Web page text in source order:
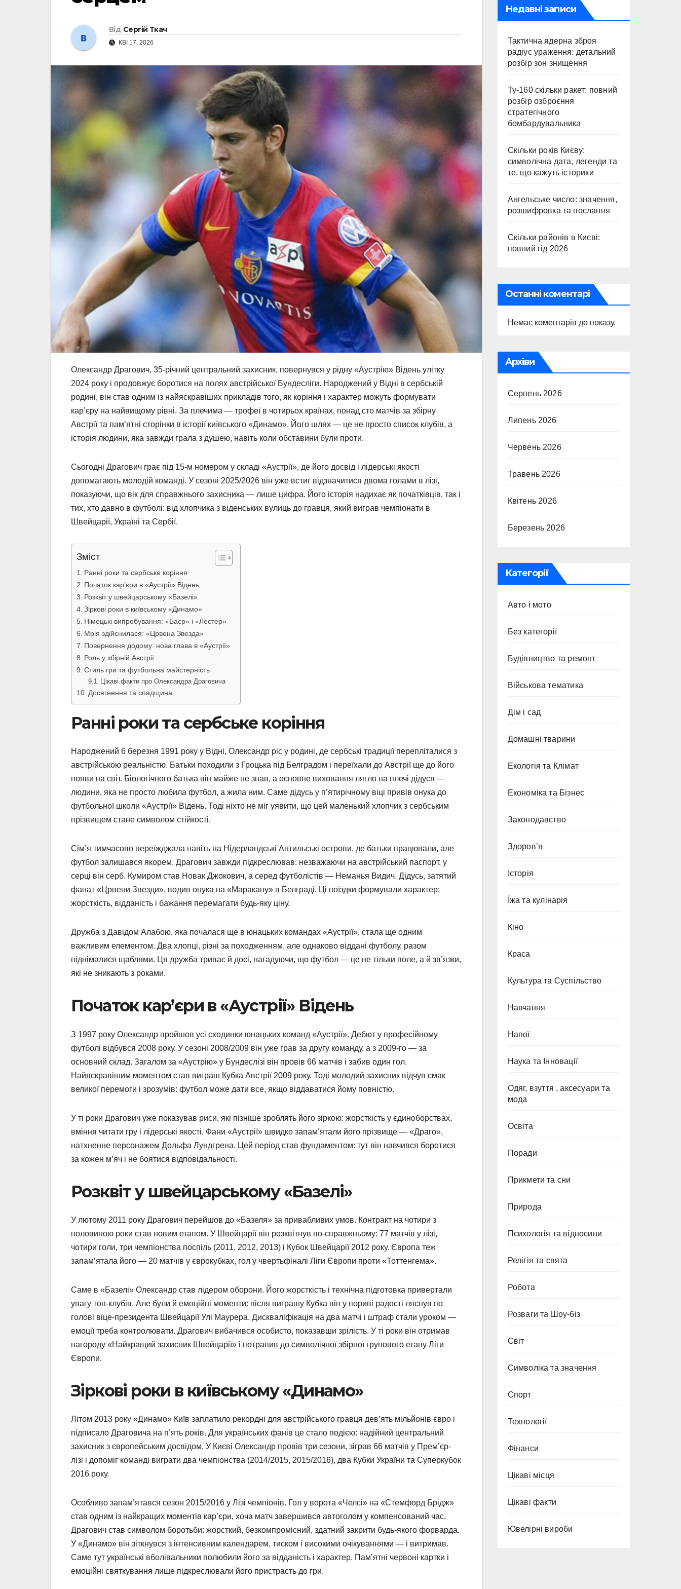
Від Сергій Ткач
КВІ 17, 2026
Олександр Драгович, 35-річний центральний захисник, повернувся у рідну «Аустрію» Відень улітку
2024 року і продовжує боротися на полях австрійської Бундесліги. Народжений у Відні в сербській
родині, він став одним із найяскравіших прикладів того, як коріння і характер можуть формувати
кар’єру на найвищому рівні. За плечима — трофеї в чотирьох країнах, понад сто матчів за збірну
Австрії та пам’ятні сторінки в історії київського «Динамо». Його шлях — це не просто список клубів, а
історія людини, яка завжди грала з душею, навіть коли обставини були проти.
Сьогодні Драгович грає під 15-м номером у складі «Аустрії», де його досвід і лідерські якості
допомагають молодій команді. У сезоні 2025/2026 він уже встиг відзначитися двома голами в лізі,
показуючи, що вік для справжнього захисника — лише цифра. Його історія надихає як початківців, так і
тих, хто давно в футболі: від хлопчика з віденських вулиць до гравця, який виграв чемпіонати в
Швейцарії, Україні та Сербії.
Зміст
Ранні роки та сербське коріння
Початок кар’єри в «Аустрії» Відень
Розквіт у швейцарському «Базелі»
Зіркові роки в київському «Динамо»
Німецькі випробування: «Баєр» і «Лестер»
Мрія здійснилася: «Црвена Звезда»
Повернення додому: нова глава в «Аустрії»
Роль у збірній Австрії
Стиль гри та футбольна майстерність
Цікаві факти про Олександра Драговича
Досягнення та спадщина
Ранні роки та сербське коріння
Народжений 6 березня 1991 року у Відні, Олександр ріс у родині, де сербські традиції перепліталися з
австрійською реальністю. Батьки походили з Гроцька під Белградом і переїхали до Австрії ще до його
появи на світ. Біологічного батька він майже не знав, а основне виховання лягло на плечі дідуся —
людини, яка не просто любила футбол, а жила ним. Саме дідусь у п’ятирічному віці привів онука до
футбольної школи «Аустрії» Відень. Тоді ніхто не міг уявити, що цей маленький хлопчик з сербським
прізвищем стане символом стійкості.
Сім’я тимчасово переїжджала навіть на Нідерландські Антильські острови, де батьки працювали, але
футбол залишався якорем. Драгович завжди підкреслював: незважаючи на австрійський паспорт, у
серці він серб. Кумиром став Новак Джокович, а серед футболістів — Неманья Видич. Дідусь, затятий
фанат «Црвени Звезди», водив онука на «Маракану» в Белграді. Ці поїздки формували характер:
жорсткість, відданість і бажання перемагати будь-яку ціну.
Дружба з Давідом Алабою, яка почалася ще в юнацьких командах «Аустрії», стала ще одним
важливим елементом. Два хлопці, різні за походженням, але однаково віддані футболу, разом
піднімалися щаблями. Ця дружба триває й досі, нагадуючи, що футбол — це не тільки поле, а й зв’язки,
які не зникають з роками.
Початок кар’єри в «Аустрії» Відень
З 1997 року Олександр пройшов усі сходинки юнацьких команд «Аустрії». Дебют у професійному
футболі відбувся 2008 року. У сезоні 2008/2009 він уже грав за другу команду, а з 2009-го — за
основний склад. Загалом за «Аустрію» у Бундеслізі він провів 66 матчів і забив один гол.
Найяскравішим моментом став виграш Кубка Австрії 2009 року. Тоді молодий захисник відчув смак
великої перемоги і зрозумів: футбол може дати все, якщо віддаватися йому повністю.
У ті роки Драгович уже показував риси, які пізніше зроблять його зіркою: жорсткість у єдиноборствах,
вміння читати гру і лідерські якості. Фани «Аустрії» швидко запам’ятали його прізвище — «Драго»,
натхненне персонажем Дольфа Лундгрена. Цей період став фундаментом: тут він навчився боротися
за кожен м’яч і не боятися відповідальності.
Розквіт у швейцарському «Базелі»
У лютому 2011 року Драгович перейшов до «Базеля» за привабливих умов. Контракт на чотири з
половиною роки став новим етапом. У Швейцарії він розквітнув по-справжньому: 77 матчів у лізі,
чотири голи, три чемпіонства поспіль (2011, 2012, 2013) і Кубок Швейцарії 2012 року. Європа теж
запам’ятала його — 20 матчів у єврокубках, гол у чвертьфіналі Ліги Європи проти «Тоттенгема».
Саме в «Базелі» Олександр став лідером оборони. Його жорсткість і технічна підготовка привертали
увагу топ-клубів. Але були й емоційні моменти: після виграшу Кубка він у пориві радості ляснув по
голові віце-президента Швейцарії Улі Маурера. Дискваліфікація на два матчі і штраф стали уроком —
емоції треба контролювати. Драгович вибачився особисто, показавши зрілість. У ті роки він отримав
нагороду «Найкращий захисник Швейцарії» і потрапив до символічної збірної групового етапу Ліги
Європи.
Зіркові роки в київському «Динамо»
Літом 2013 року «Динамо» Київ заплатило рекордні для австрійського гравця дев’ять мільйонів євро і
підписало Драговича на п’ять років. Для українських фанів це стало подією: надійний центральний
захисник з європейським досвідом. У Києві Олександр провів три сезони, зіграв 66 матчів у Прем’єр-
лізі і допоміг команді виграти два чемпіонства (2014/2015, 2015/2016), два Кубки України та Суперкубок
2016 року.
Особливо запам’ятався сезон 2015/2016 у Лізі чемпіонів. Гол у ворота «Челсі» на «Стемфорд Брідж»
став одним із найкращих моментів кар’єри, хоча матч завершився автоголом у компенсований час.
Драгович став символом боротьби: жорсткий, безкомпромісний, здатний закрити будь-якого форварда.
У «Динамо» він зіткнувся з інтенсивним календарем, тиском і високими очікуваннями — і витримав.
Саме тут українські вболівальники полюбили його за відданість і характер. Пам’ятні червоні картки і
емоційні святкування лише підкреслювали його пристрасть до гри.
Недавні записи
Тактична ядерна зброя
радіус ураження: детальний
розбір зон знищення
Ту-160 скільки ракет: повний
розбір озброєння
стратегічного
бомбардувальника
Скільки років Києву:
символічна дата, легенди та
те, що кажуть історики
Ангельське число: значення,
розшифровка та послання
Скільки районів в Києві:
повний гід 2026
Останні коментарі
Немає коментарів до показу.
Архіви
Серпень 2026
Липень 2026
Червень 2026
Травень 2026
Квітень 2026
Березень 2026
Категорії
Авто і мото
Без категорії
Будівництво та ремонт
Військова тематика
Дім і сад
Домашні тварини
Екологія та Клімат
Економіка та Бізнес
Законодавство
Здоров’я
Історія
Їжа та кулінарія
Кіно
Краса
Культура та Суспільство
Навчання
Напої
Наука та Інновації
Одяг, взуття , аксесуари та
мода
Освіта
Поради
Прикмети та сни
Природа
Психологія та відносини
Релігія та свята
Робота
Розваги та Шоу-біз
Світ
Символіка та значення
Спорт
Технології
Фінанси
Цікаві місця
Цікаві факти
Ювелірні вироби